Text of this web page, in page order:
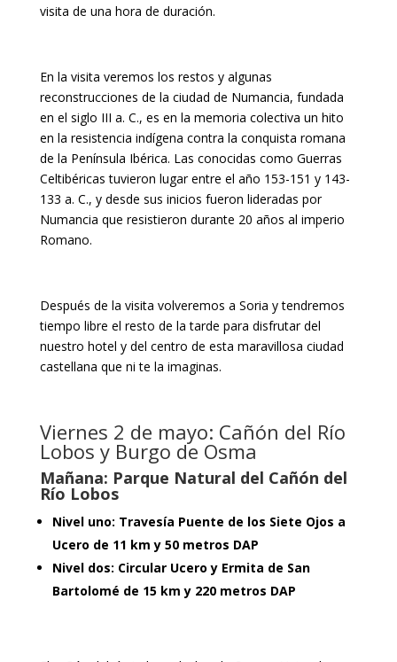
visita de una hora de duración.
En la visita veremos los restos y algunas
reconstrucciones de la ciudad de Numancia, fundada
en el siglo III a. C., es en la memoria colectiva un hito
en la resistencia indígena contra la conquista romana
de la Península Ibérica. Las conocidas como Guerras
Celtibéricas tuvieron lugar entre el año 153-151 y 143-
133 a. C., y desde sus inicios fueron lideradas por
Numancia que resistieron durante 20 años al imperio
Romano.
Después de la visita volveremos a Soria y tendremos
tiempo libre el resto de la tarde para disfrutar del
nuestro hotel y del centro de esta maravillosa ciudad
castellana que ni te la imaginas.
Viernes 2 de mayo: Cañón del Río
Lobos y Burgo de Osma
Mañana: Parque Natural del Cañón del
Río Lobos
Nivel uno: Travesía Puente de los Siete Ojos a
Ucero de 11 km y 50 metros DAP
Nivel dos: Circular Ucero y Ermita de San
Bartolomé de 15 km y 220 metros DAP